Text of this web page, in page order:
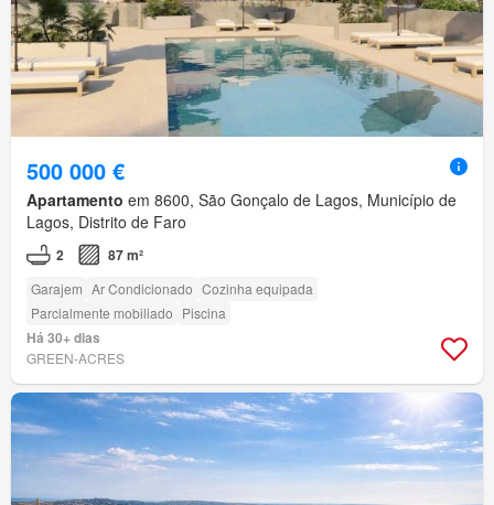
500 000 €
Apartamento em 8600, São Gonçalo de Lagos, Município de
Lagos, Distrito de Faro
2 87 m²
Garajem Ar Condicionado Cozinha equipada
Parcialmente mobiliado Piscina
Há 30+ dias
GREEN-ACRES